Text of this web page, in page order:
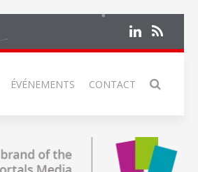
ÉVÉNEMENTS CONTACT